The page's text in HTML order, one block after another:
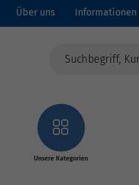
Über uns Informationen
Unsere Kategorien